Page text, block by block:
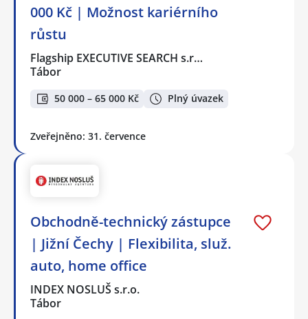
000 Kč | Možnost kariérního
růstu
Flagship EXECUTIVE SEARCH s.r…
Tábor
50 000 – 65 000 Kč Plný úvazek
Zveřejněno: 31. července
Obchodně-technický zástupce
| Jižní Čechy | Flexibilita, služ.
auto, home office
INDEX NOSLUŠ s.r.o.
Tábor